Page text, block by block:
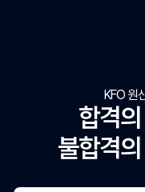
KFO 원
합격
불합격